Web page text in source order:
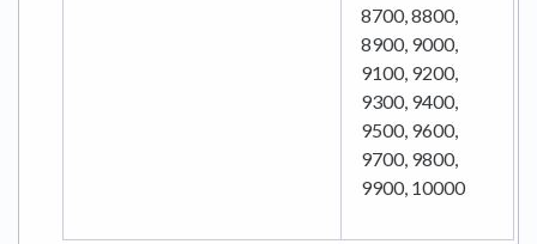
8700, 8800,
8900, 9000,
9100, 9200,
9300, 9400,
9500, 9600,
9700, 9800,
9900, 10000